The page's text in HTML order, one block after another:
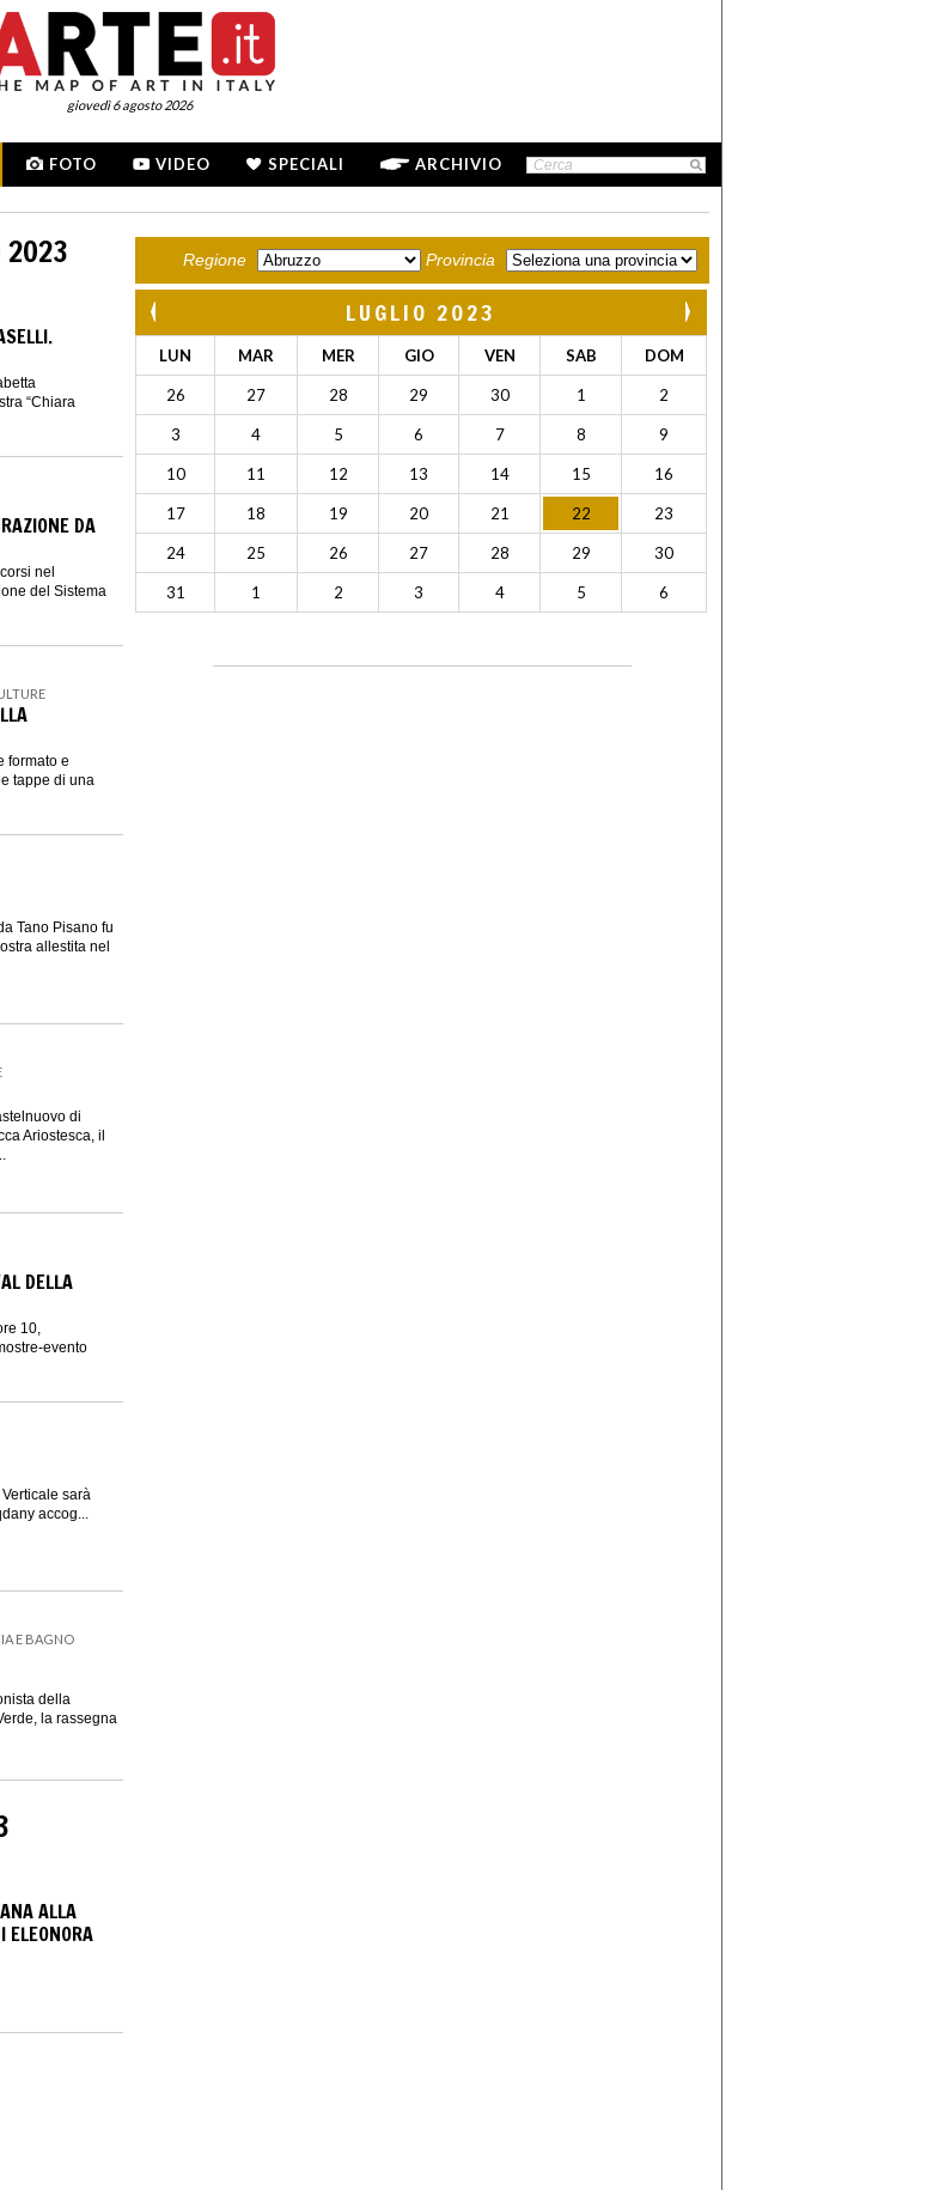
giovedì 6 agosto 2026
FOTO VIDEO SPECIALI ARCHIVIO
2023
“Chiara
DA
nel
del Sistema
formato e
tappe di una
Tano Pisano fu
allestita nel
di
Ariostesca, il
DELLA
10,
evento
sarà
accog...
E BAGNO
della
la rassegna
ALLA
ELEONORA
Regione Provincia
LUGLIO 2023
LUN MAR MER GIO VEN SAB DOM
26 27 28 29 30 1 2
3 4 5 6 7 8 9
10 11 12 13 14 15 16
17 18 19 20 21 22 23
24 25 26 27 28 29 30
31 1 2 3 4 5 6